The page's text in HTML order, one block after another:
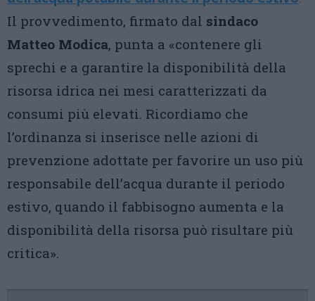
Il provvedimento, firmato dal sindaco
Matteo Modica, punta a «contenere gli
sprechi e a garantire la disponibilità della
risorsa idrica nei mesi caratterizzati da
consumi più elevati. Ricordiamo che
l’ordinanza si inserisce nelle azioni di
prevenzione adottate per favorire un uso più
responsabile dell’acqua durante il periodo
estivo, quando il fabbisogno aumenta e la
disponibilità della risorsa può risultare più
critica».